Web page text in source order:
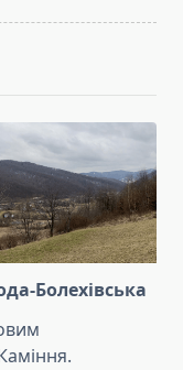
Болехівська